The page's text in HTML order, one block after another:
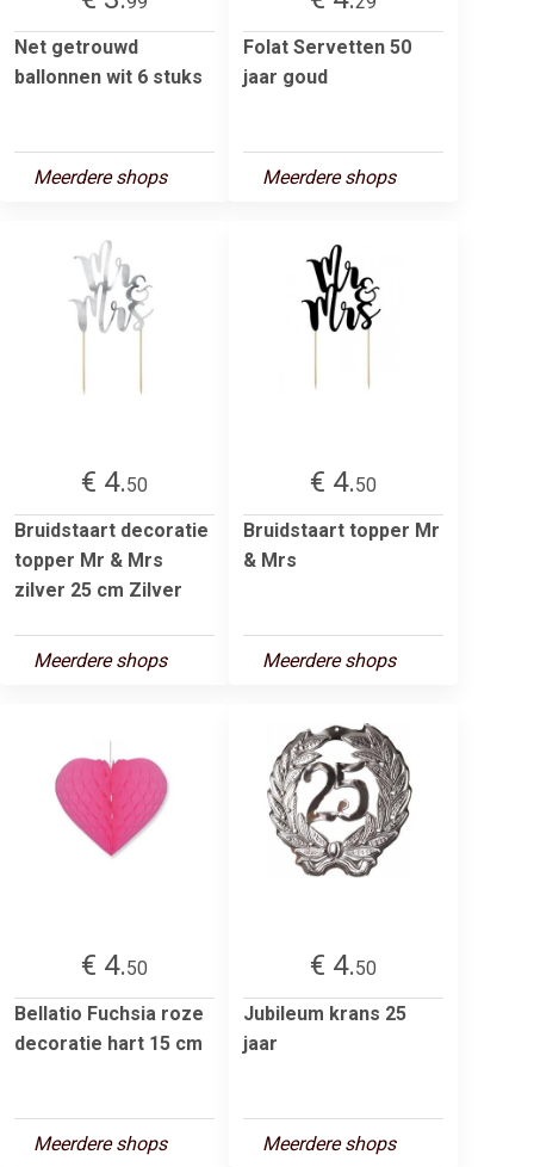
Net getrouwd
ballonnen wit 6 stuks
Meerdere shops
Folat Servetten 50
jaar goud
Meerdere shops
€ 4.50
Bruidstaart decoratie
topper Mr & Mrs
zilver 25 cm Zilver
Meerdere shops
€ 4.50
Bruidstaart topper Mr
& Mrs
Meerdere shops
€ 4.50
Bellatio Fuchsia roze
decoratie hart 15 cm
Meerdere shops
€ 4.50
Jubileum krans 25
jaar
Meerdere shops